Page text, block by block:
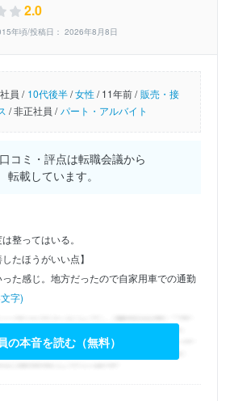
2.0
年頃/投稿日： 2026年8月8日
員 / 10代後半/女性/11年前 / 販売・接
/非正社員 / パート・アルバイト
コミ・評点は転職会議から
転載しています。
整ってはいる。
たほうがいい点】
た感じ。地方だったので自家用車での通勤
字)
の本音を読む（無料）